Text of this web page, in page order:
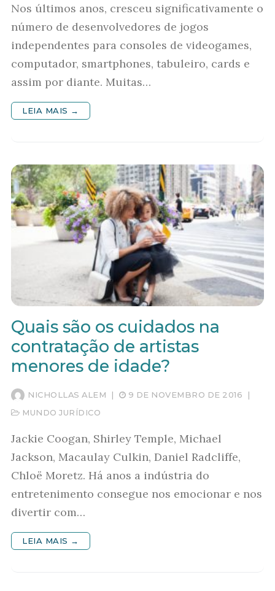
Nos últimos anos, cresceu significativamente o
número de desenvolvedores de jogos
independentes para consoles de videogames,
computador, smartphones, tabuleiro, cards e
assim por diante. Muitas…
LEIA MAIS →
Quais são os cuidados na
contratação de artistas
menores de idade?
NICHOLLAS ALEM | 9 DE NOVEMBRO DE 2016
|
MUNDO JURÍDICO
Jackie Coogan, Shirley Temple, Michael
Jackson, Macaulay Culkin, Daniel Radcliffe,
Chloë Moretz. Há anos a indústria do
entretenimento consegue nos emocionar e nos
divertir com…
LEIA MAIS →